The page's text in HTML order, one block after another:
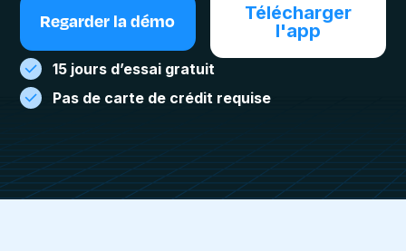
Regarder la démo
Télécharger
l'app
15 jours d’essai gratuit
Pas de carte de crédit requise